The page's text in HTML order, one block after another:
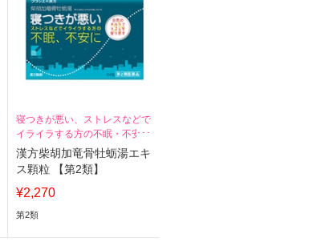
寝つきが悪い、ストレスなどで
イライラする方の不眠・不安に
漢方柴胡加竜骨牡蛎湯エキ
ス顆粒 【第2類】
¥2,270
第2類